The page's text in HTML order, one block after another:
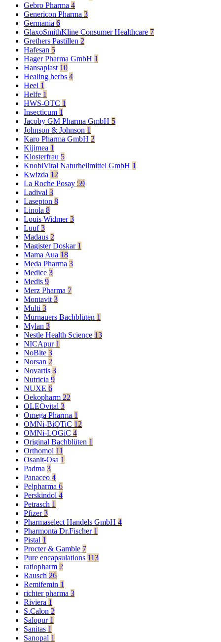
Gebro Pharma 4
Genericon Pharma 3
Germania 6
GlaxoSmithKline Consumer Healthcare 7
Grethers Pastillen 2
Hafesan 5
Hager Pharma GmbH 1
Hansaplast 10
Healing herbs 4
Heel 1
Helfe 1
HWS-OTC 1
Insecticum 1
Jacoby GM Pharma GmbH 5
Johnson & Johnson 1
Karo Pharma GmbH 2
Kijimea 1
Klosterfrau 5
KnobiVital Naturheilmittel GmbH 1
Kwizda 12
La Roche Posay 59
Ladival 3
Lasepton 8
Linola 8
Louis Widmer3
Luuf3
Madaus 2
Magister Doskar 1
Mama Aua 18
Meda Pharma 3
Medice 3
Medis 9
Merz Pharma 7
Montavit 3
Multi 3
Murnauers Bachblüten 1
Mylan 3
Nestle Health Science 13
NICApur 1
NoBite 3
Norsan 2
Novartis 3
Nutricia 9
NUXE 6
Oekopharm 22
OLEOvital 3
Omega Pharma 1
OMNi-BiOTiC 12
OMNi-LOGiC 4
Original Bachblüten 1
Orthomol 11
Osanit-Osa 1
Padma 3
Panaceo 4
Pelpharma 6
Perskindol 4
Petrasch 1
Pfizer3
Pharmaselect Handels GmbH 4
Pharmonta Dr.Fischer 1
Pistal 1
Procter & Gamble 7
Pure encapsulations 113
ratiopharm 2
Rausch 26
Remifemin 1
richter pharma 3
Riviera 1
S.Calon 2
Salopur 1
Sanitas 1
Sanopal 1